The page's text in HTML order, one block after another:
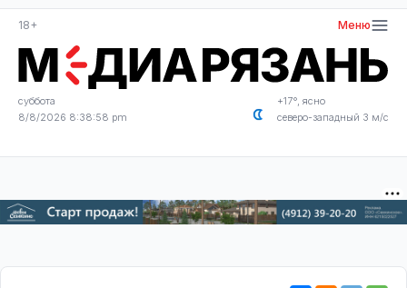
18+ Меню
суббота
8/8/2026 8:38:59 pm
+17°, ясно
северо-западный 3 м/с